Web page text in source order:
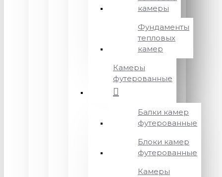
камеры
Фундаменты
тепловых
камер
Камеры
футерованные
Балки камер
футерованные
Блоки камер
футерованные
Камеры